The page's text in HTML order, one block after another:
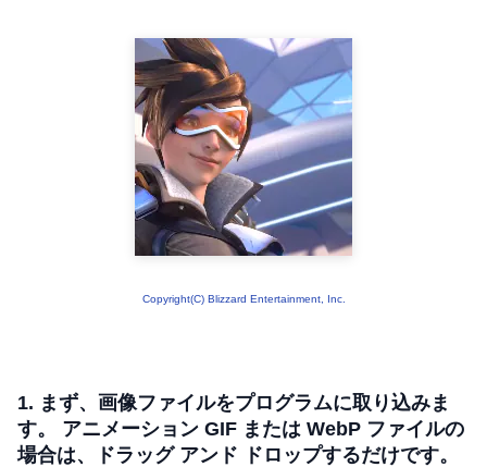
Copyright(C) Blizzard Entertainment, Inc.
1. まず、画像ファイルをプログラムに取り込みま
す。 アニメーション GIF または WebP ファイルの
場合は、ドラッグ アンド ドロップするだけです。